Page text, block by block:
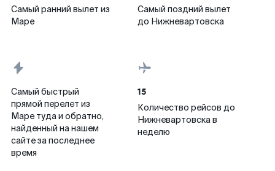
Самый ранний вылет из
Маре
Самый поздний вылет
до Нижневартовска
Самый быстрый
прямой перелет из
Маре туда и обратно,
найденный на нашем
сайте за последнее
время
15
Количество рейсов до
Нижневартовска в
неделю